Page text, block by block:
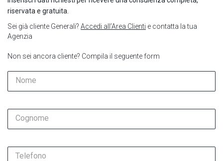
riservata e gratuita.
Sei già cliente Generali? Accedi all’Area Clienti e contatta la tua
Agenzia
Non sei ancora cliente? Compila il seguente form
Nome
Cognome
Telefono